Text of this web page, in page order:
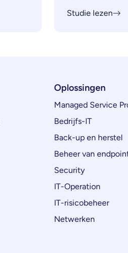
Studie lezen
Oplossingen
Managed Service
Bedrijfs-IT
Back-up en herstel
Beheer van
Security
IT-Operation
IT-risicobeheer
Netwerken